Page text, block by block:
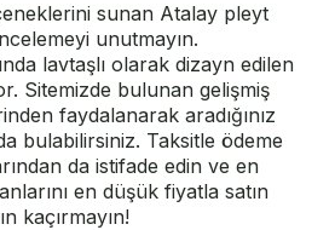
sunan Atalay pleyt
unutmayın.
lavtaşlı olarak dizayn edilen
Sitemizde bulunan gelişmiş
faydalanarak aradığınız
bulabilirsiniz. Taksitle ödeme
da istifade edin ve en
en düşük fiyatla satın
kaçırmayın!